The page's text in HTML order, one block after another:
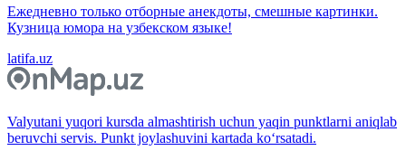
Ежедневно только отборные анекдоты, смешные картинки.
Кузница юмора на узбекском языке!
latifa.uz
Valyutani yuqori kursda almashtirish uchun yaqin punktlarni aniqlab
beruvchi servis. Punkt joylashuvini kartada ko‘rsatadi.